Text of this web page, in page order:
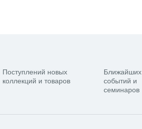
Поступлений новых
коллекций и товаров
Ближайших
событий и
семинаров